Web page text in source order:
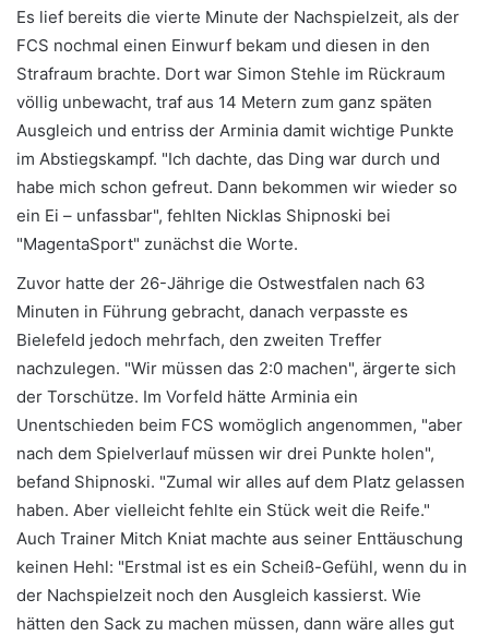
Es lief bereits die vierte Minute der Nachspielzeit, als der
FCS nochmal einen Einwurf bekam und diesen in den
Strafraum brachte. Dort war Simon Stehle im Rückraum
völlig unbewacht, traf aus 14 Metern zum ganz späten
Ausgleich und entriss der Arminia damit wichtige Punkte
im Abstiegskampf. "Ich dachte, das Ding war durch und
habe mich schon gefreut. Dann bekommen wir wieder so
ein Ei – unfassbar", fehlten Nicklas Shipnoski bei
"MagentaSport" zunächst die Worte.
Zuvor hatte der 26-Jährige die Ostwestfalen nach 63
Minuten in Führung gebracht, danach verpasste es
Bielefeld jedoch mehrfach, den zweiten Treffer
nachzulegen. "Wir müssen das 2:0 machen", ärgerte sich
der Torschütze. Im Vorfeld hätte Arminia ein
Unentschieden beim FCS womöglich angenommen, "aber
nach dem Spielverlauf müssen wir drei Punkte holen",
befand Shipnoski. "Zumal wir alles auf dem Platz gelassen
haben. Aber vielleicht fehlte ein Stück weit die Reife."
Auch Trainer Mitch Kniat machte aus seiner Enttäuschung
keinen Hehl: "Erstmal ist es ein Scheiß-Gefühl, wenn du in
der Nachspielzeit noch den Ausgleich kassierst. Wie
hätten den Sack zu machen müssen, dann wäre alles gut